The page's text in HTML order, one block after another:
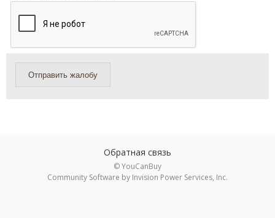
Отправить жалобу
Обратная связь
© YouCanBuy
Community Software by Invision Power Services, Inc.